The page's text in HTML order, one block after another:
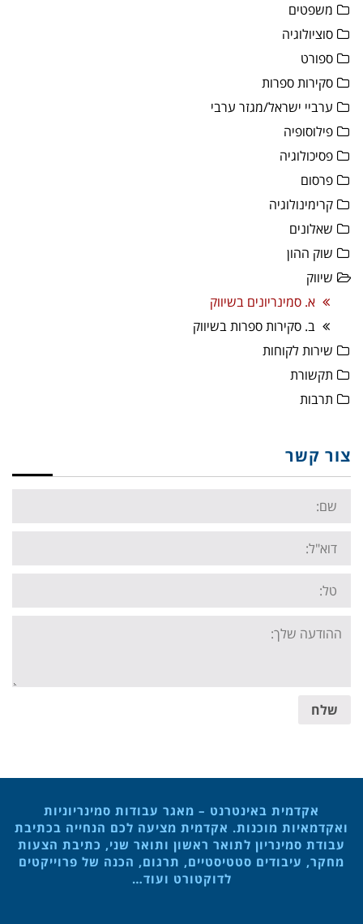
משפטים
סוציולוגיה
ספורט
סקירות ספרות
ערביי ישראל/מגזר ערבי
פילוסופיה
פסיכולוגיה
פרסום
קרימינולוגיה
שאלונים
שוק ההון
שיווק
א. סמינריונים בשיווק
ב. סקירות ספרות בשיווק
שירות לקוחות
תקשורת
תרבות
צור קשר
Name:
Email:
Tel:
Your
message:
שלח
אקדמית באינטרנט – מאגר עבודות סמינריוניות
ואקדמאיות מוכנות. אקדמית מציעה לכם הנחייה בכתיבת
עבודת סמינריון לתואר ראשון ותואר שני, כתיבת הצעות
מחקר, עיבודים סטטיסטיים, תרגום, הכנה של פרוייקטים
לדוקטורט ועוד…